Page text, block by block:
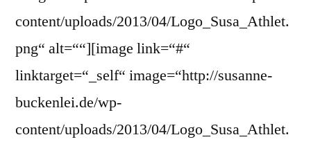
content/uploads/2013/04/Logo_Susa_Athlet.
png“ alt=““][image link=“#“
linktarget=“_self“ image=“http://susanne-
buckenlei.de/wp-
content/uploads/2013/04/Logo_Susa_Athlet.